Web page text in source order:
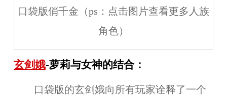
口袋版俏千金（ps：点击图片查看更多人族
角色）
玄剑娥-萝莉与女神的结合：
口袋版的玄剑娥向所有玩家诠释了一个